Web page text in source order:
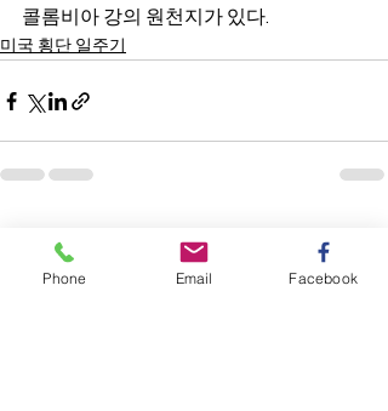
콜롬비아 강의 원천지가 있다.
미국 횡단 일주기
최근 게시물 전체 보기
Phone Email Facebook